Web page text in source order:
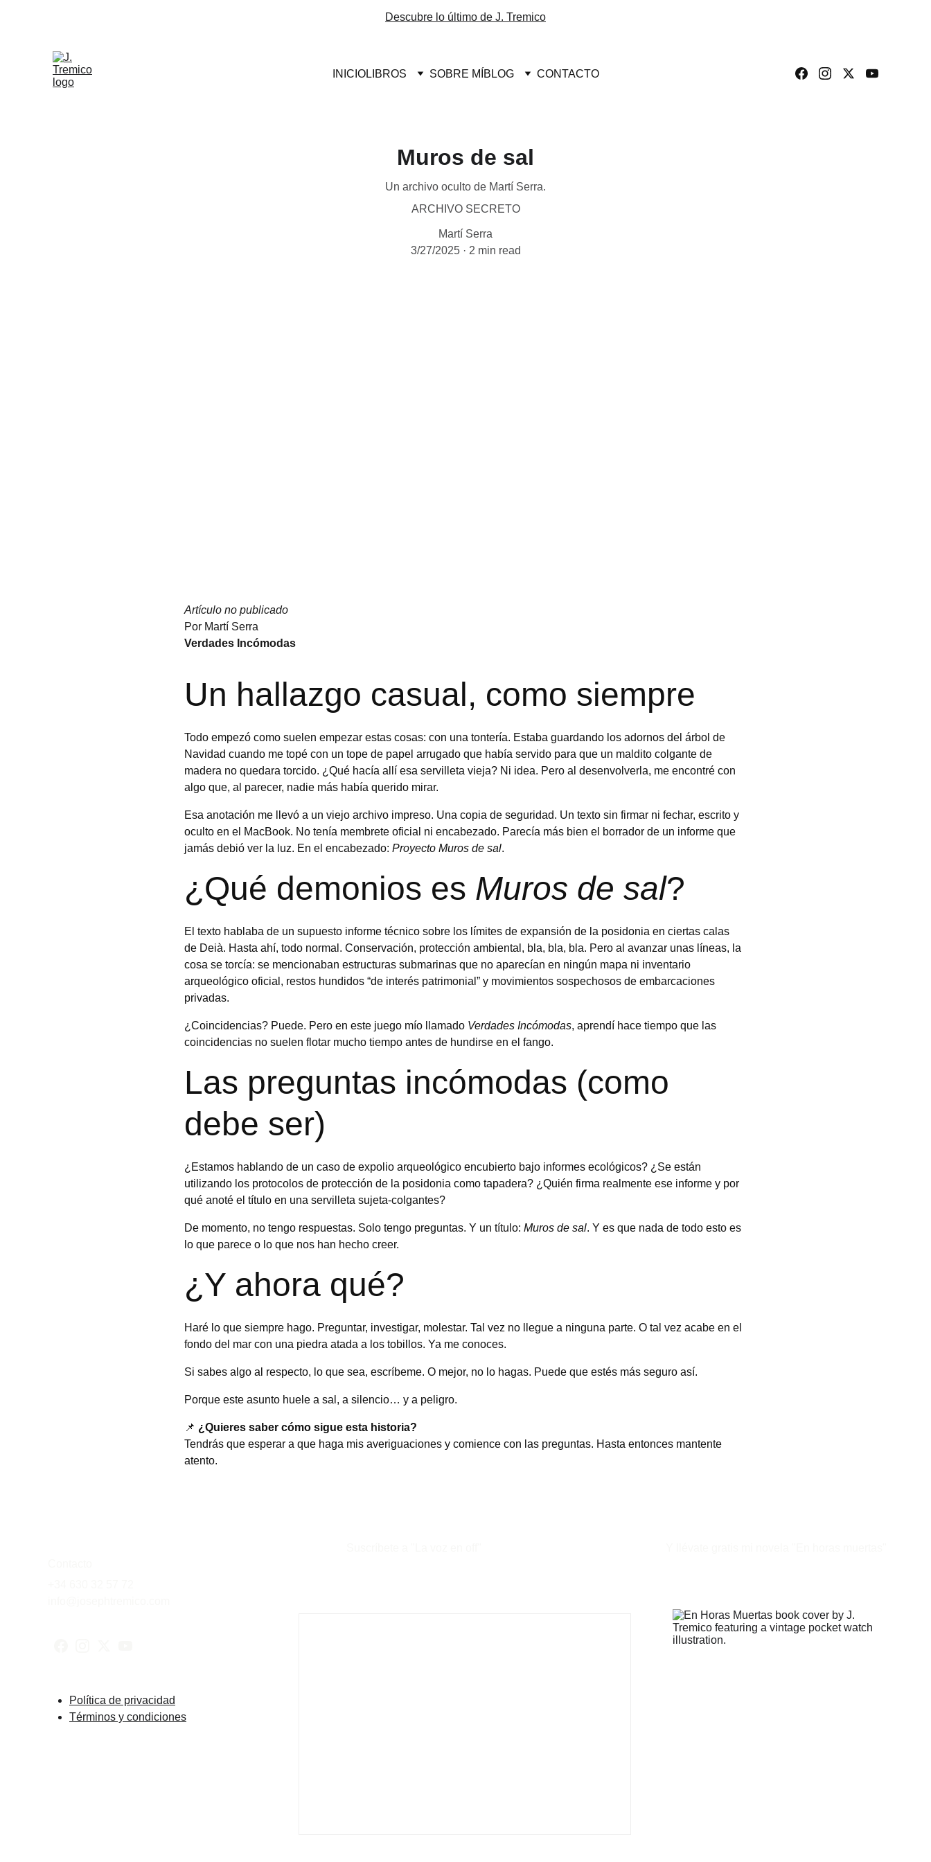
Descubre lo último de J. Tremico
INICIOLIBROS SOBRE MÍ BLOG CONTACTO
Muros de sal
Un archivo oculto de Martí Serra.
ARCHIVO SECRETO
Martí Serra
3/27/2025
2 min read
Artículo no publicado
Por Martí Serra
Verdades Incómodas
Un hallazgo casual, como siempre
Todo empezó como suelen empezar estas cosas: con una tontería. Estaba guardando los adornos del árbol de
Navidad cuando me topé con un tope de papel arrugado que había servido para que un maldito colgante de
madera no quedara torcido. ¿Qué hacía allí esa servilleta vieja? Ni idea. Pero al desenvolverla, me encontré con
algo que, al parecer, nadie más había querido mirar.
Esa anotación me llevó a un viejo archivo impreso. Una copia de seguridad. Un texto sin firmar ni fechar, escrito y
oculto en el MacBook. No tenía membrete oficial ni encabezado. Parecía más bien el borrador de un informe que
jamás debió ver la luz. En el encabezado: Proyecto Muros de sal.
¿Qué demonios es Muros de sal?
El texto hablaba de un supuesto informe técnico sobre los límites de expansión de la posidonia en ciertas calas
de Deià. Hasta ahí, todo normal. Conservación, protección ambiental, bla, bla, bla. Pero al avanzar unas líneas, la
cosa se torcía: se mencionaban estructuras submarinas que no aparecían en ningún mapa ni inventario
arqueológico oficial, restos hundidos “de interés patrimonial” y movimientos sospechosos de embarcaciones
privadas.
¿Coincidencias? Puede. Pero en este juego mío llamado Verdades Incómodas, aprendí hace tiempo que las
coincidencias no suelen flotar mucho tiempo antes de hundirse en el fango.
Las preguntas incómodas (como
debe ser)
¿Estamos hablando de un caso de expolio arqueológico encubierto bajo informes ecológicos? ¿Se están
utilizando los protocolos de protección de la posidonia como tapadera? ¿Quién firma realmente ese informe y por
qué anoté el título en una servilleta sujeta-colgantes?
De momento, no tengo respuestas. Solo tengo preguntas. Y un título: Muros de sal. Y es que nada de todo esto es
lo que parece o lo que nos han hecho creer.
¿Y ahora qué?
Haré lo que siempre hago. Preguntar, investigar, molestar. Tal vez no llegue a ninguna parte. O tal vez acabe en el
fondo del mar con una piedra atada a los tobillos. Ya me conoces.
Si sabes algo al respecto, lo que sea, escríbeme. O mejor, no lo hagas. Puede que estés más seguro así.
Porque este asunto huele a sal, a silencio… y a peligro.
📌 ¿Quieres saber cómo sigue esta historia?
Tendrás que esperar a que haga mis averiguaciones y comience con las preguntas. Hasta entonces mantente
atento.
Política de privacidad
Términos y condiciones